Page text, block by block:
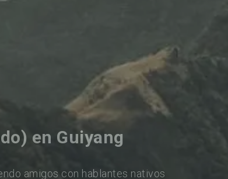
en Guiyang
amigos con hablantes nativos